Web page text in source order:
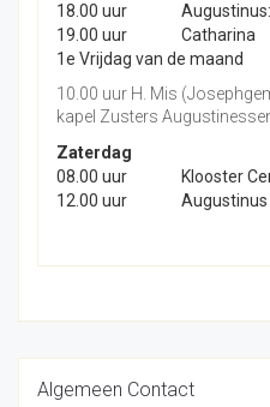
18.00 uur
19.00 uur
Catharina
1e Vrijdag van de maand
10.00 uur H. Mis
kapel Zusters
Zaterdag
08.00 uur
Klooster
12.00 uur
Augustinus
Algemeen Contact